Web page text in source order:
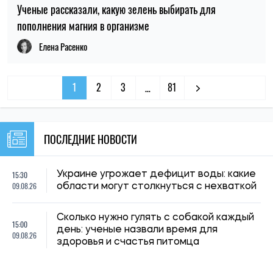
Ученые рассказали, какую зелень выбирать для
пополнения магния в организме
Елена Расенко
1 2 3 … 81
ПОСЛЕДНИЕ НОВОСТИ
15:30
09.08.26
Украине угрожает дефицит воды: какие
области могут столкнуться с нехваткой
15:00
09.08.26
Сколько нужно гулять с собакой каждый
день: ученые назвали время для
здоровья и счастья питомца